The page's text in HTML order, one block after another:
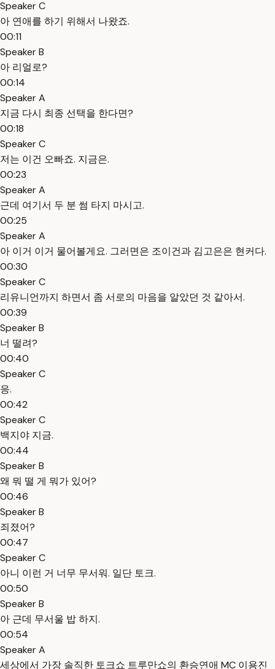
Speaker C
아 연애를 하기 위해서 나왔죠.
00:11
Speaker B
아 리얼로?
00:14
Speaker A
지금 다시 최종 선택을 한다면?
00:18
Speaker C
저는 이건 오빠죠. 지금은.
00:23
Speaker A
근데 여기서 두 분 썸 타지 마시고.
00:25
Speaker A
아 이거 이거 물어볼게요. 그러면은 조이건과 김고은은 현커다.
00:30
Speaker C
리유니언까지 하면서 좀 서로의 마음을 알았던 것 같아서.
00:39
Speaker B
너 떨려?
00:40
Speaker C
응.
00:42
Speaker C
백지야 지금.
00:44
Speaker B
왜 뭐 떨 게 뭐가 있어?
00:46
Speaker B
죄졌어?
00:47
Speaker C
아니 이런 거 너무 무서워. 일단 토크.
00:50
Speaker B
아 근데 무서울 밥 하지.
00:54
Speaker A
세상에서 가장 솔직한 토크쇼 트루만쇼의 환승연애 MC 이용진